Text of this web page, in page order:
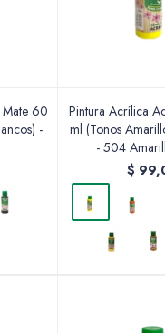
60
-
Pintura Acrílica
ml (Tonos
- 504
$